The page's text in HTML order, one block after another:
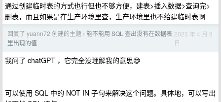
通过创建临时表的方式也行但也不够方便，建表>插入数据>查询完>
删表，而且如果是在生产环境里查，生产环境里也不给建临时表啊
回复了 yuann72 创建的主题 › 能不能用 SQL 查出没有在数据表
里出现的值
2023 年 4 月 9
日
我问了 chatGPT ，它完全没理解我的意思😅
可以使用 SQL 中的 NOT IN 子句来解决这个问题。具体地，可以写出